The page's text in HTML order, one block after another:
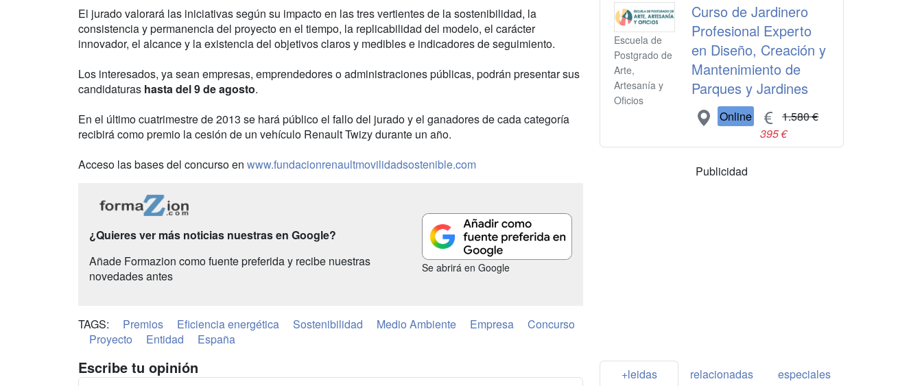
El jurado valorará las iniciativas según su impacto en las tres vertientes de la sostenibilidad, la
consistencia y permanencia del proyecto en el tiempo, la replicabilidad del modelo, el carácter
innovador, el alcance y la existencia del objetivos claros y medibles e indicadores de seguimiento.
Los interesados, ya sean empresas, emprendedores o administraciones públicas, podrán presentar sus
candidaturas hasta del 9 de agosto.
En el último cuatrimestre de 2013 se hará público el fallo del jurado y el ganadores de cada categoría
recibirá como premio la cesión de un vehículo Renault Twizy durante un año.
Acceso las bases del concurso en www.fundacionrenaultmovilidadsostenible.com
¿Quieres ver más noticias nuestras en Google?
Añade Formazion como fuente preferida y recibe nuestras
novedades antes
Se abrirá en Google
TAGS: Premios Eficiencia energética Sostenibilidad Medio Ambiente Empresa
Concurso
Proyecto
Entidad España
Escribe tu opinión
Escuela de
Postgrado de
Arte,
Artesanía y
Oficios
Curso de Jardinero
Profesional Experto
en Diseño, Creación y
Mantenimiento de
Parques y Jardines
Online
1.580 €
395 €
Publicidad
+leidas relacionadas
especiales